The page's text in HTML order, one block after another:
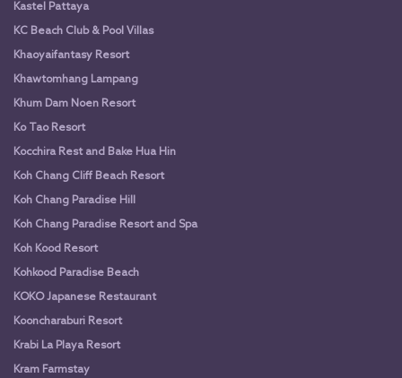
Kastel Pattaya
KC Beach Club & Pool Villas
Khaoyaifantasy Resort
Khawtomhang Lampang
Khum Dam Noen Resort
Ko Tao Resort
Kocchira Rest and Bake Hua Hin
Koh Chang Cliff Beach Resort
Koh Chang Paradise Hill
Koh Chang Paradise Resort and Spa
Koh Kood Resort
Kohkood Paradise Beach
KOKO Japanese Restaurant
Kooncharaburi Resort
Krabi La Playa Resort
Kram Farmstay